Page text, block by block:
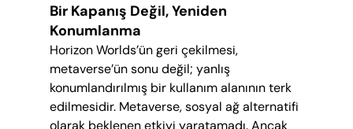
Bir Kapanış Değil, Yeniden
Konumlanma
Horizon Worlds’ün geri çekilmesi,
metaverse’ün sonu değil; yanlış
konumlandırılmış bir kullanım alanının terk
edilmesidir. Metaverse, sosyal ağ alternatifi
olarak beklenen etkiyi yaratamadı. Ancak